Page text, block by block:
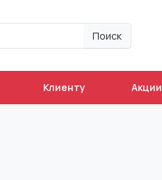
Поиск
Клиенту Акции